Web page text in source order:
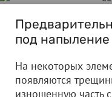
под напыление
На некоторых
появляются
изношенную часть